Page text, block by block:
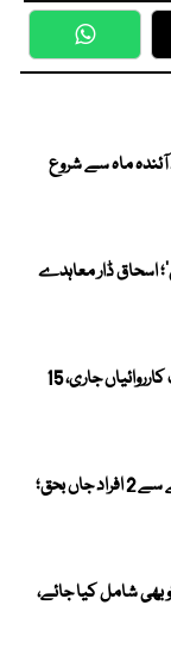
ماہ سے شروع
اسحاق ڈار معاہدے
بلوچستان میں دہشت گردوں کے خلاف کارروائیاں جاری، 15
بارشوں کی تباہی؛ قصور میں چھتیں گرنے سے 2 افراد جاں بحق؛
شامل کیا جائے،